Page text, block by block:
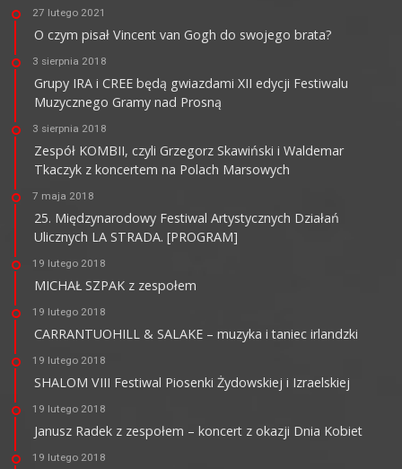
27 lutego 2021
O czym pisał Vincent van Gogh do swojego brata?
3 sierpnia 2018
Grupy IRA i CREE będą gwiazdami XII edycji Festiwalu
Muzycznego Gramy nad Prosną
3 sierpnia 2018
Zespół KOMBII, czyli Grzegorz Skawiński i Waldemar
Tkaczyk z koncertem na Polach Marsowych
7 maja 2018
25. Międzynarodowy Festiwal Artystycznych Działań
Ulicznych LA STRADA. [PROGRAM]
19 lutego 2018
MICHAŁ SZPAK z zespołem
19 lutego 2018
CARRANTUOHILL & SALAKE – muzyka i taniec irlandzki
19 lutego 2018
SHALOM VIII Festiwal Piosenki Żydowskiej i Izraelskiej
19 lutego 2018
Janusz Radek z zespołem – koncert z okazji Dnia Kobiet
19 lutego 2018